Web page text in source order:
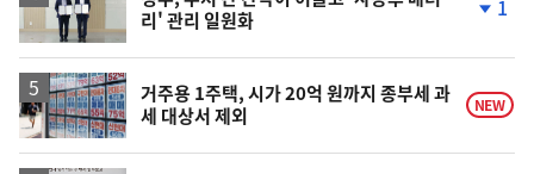
리' 관리 일원화
하
락
1
거주용 1주택, 시가 20억 원까지 종부세 과
세 대상서 제외
NEW